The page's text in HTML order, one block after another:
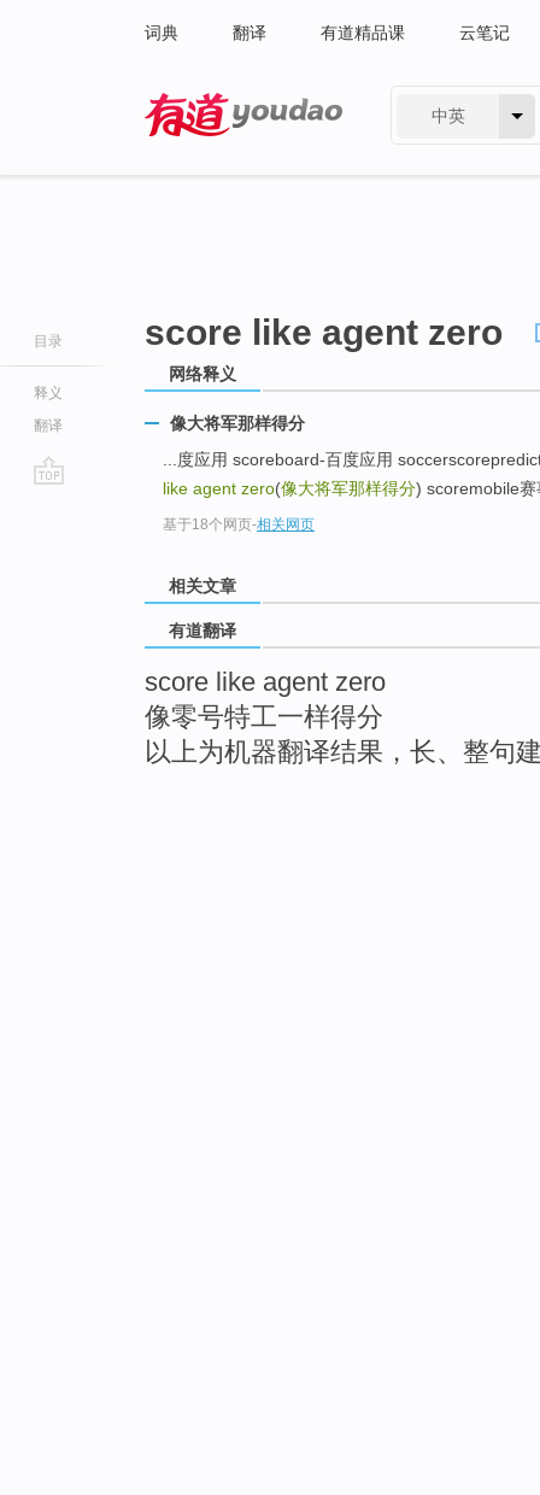
词典 翻译 有道精品课 云笔记
中英
目录
释义
翻译
score like agent zero
网络释义
像大将军那样得分
...度应用 scoreboard-百度应用
like agent zero(像大将军那样得分) scoremobile
基于18个网页-相关网页
相关文章
有道翻译
score like agent zero
像零号特工一样得分
以上为机器翻译结果，长、整句